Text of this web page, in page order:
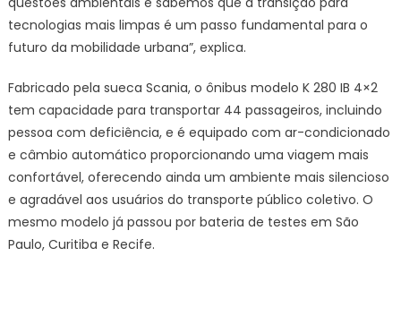
tecnologias mais limpas é um passo fundamental para o
futuro da mobilidade urbana”, explica.
Fabricado pela sueca Scania, o ônibus modelo K 280 IB 4×2
tem capacidade para transportar 44 passageiros, incluindo
pessoa com deficiência, e é equipado com ar-condicionado
e câmbio automático proporcionando uma viagem mais
confortável, oferecendo ainda um ambiente mais silencioso
e agradável aos usuários do transporte público coletivo. O
mesmo modelo já passou por bateria de testes em São
Paulo, Curitiba e Recife.